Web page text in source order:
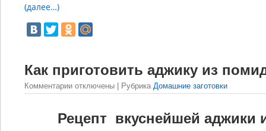
(далее…)
Как приготовить аджику из
Комментарии отключены | Рубрика Домашние заготовки
Рецепт вкуснейшей аджики